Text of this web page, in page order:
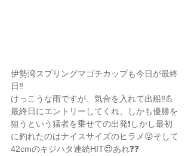
伊勢湾スプリングマゴチカップも今日が最終
日‼️
けっこうな雨ですが、気合を入れて出船‼️💪
最終日にエントリーしてくれ、しかも優勝を
狙うという猛者を乗せての出発❗️しかし最初
に釣れたのはナイスサイズのヒラメ😜そして
42cmのキジハタ連続HIT😍あれ❓❓